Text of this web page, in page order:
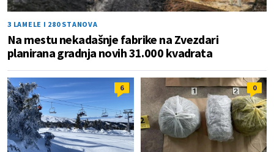
3 LAMELE I 280 STANOVA
Na mestu nekadašnje fabrike na Zvezdari
planirana gradnja novih 31.000 kvadrata
6 0